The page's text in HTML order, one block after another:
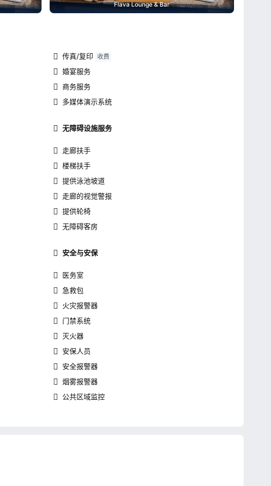
Flava Lounge & Bar
传真/复印 收费
婚宴服务
商务服务
多媒体演示系统
无障碍设施服务
走廊扶手
楼梯扶手
提供泳池坡道
走廊的视觉警报
提供轮椅
无障碍客房
安全与安保
医务室
急救包
火灾报警器
门禁系统
灭火器
安保人员
安全报警器
烟雾报警器
公共区域监控